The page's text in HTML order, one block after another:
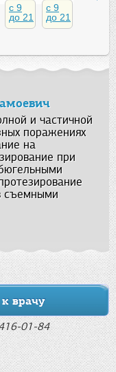
c 9
до 21
c 9
до 21
и частичной
поражениях
на
при
съемными
врачу
01-84